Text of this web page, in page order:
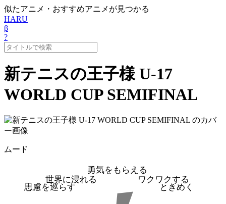
似たアニメ・おすすめアニメが見つかる
HARU
β
?
新テニスの王子様 U-17
WORLD CUP SEMIFINAL
ムード
勇気をもらえる
ワクワクする
ときめく
思慮を巡らす
世界に浸れる